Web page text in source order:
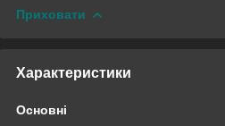
Приховати
Характеристики
Основні